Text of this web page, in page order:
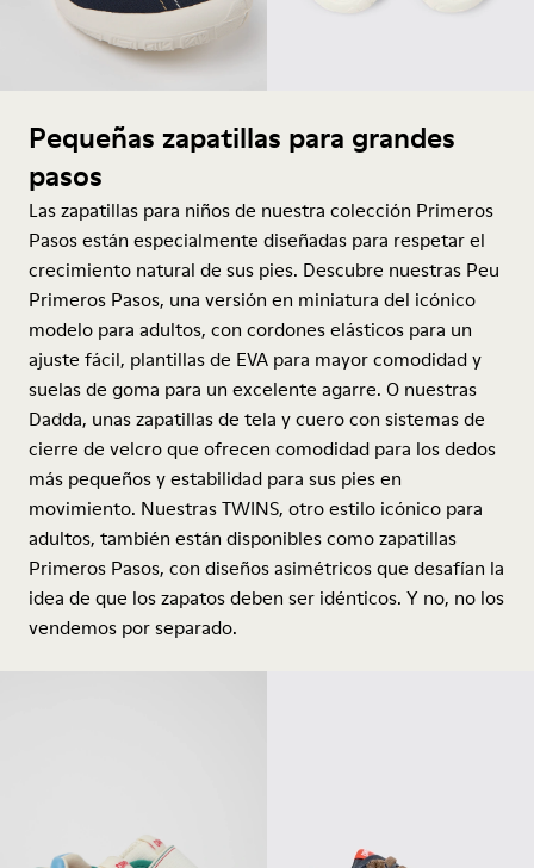
Pequeñas zapatillas para grandes
pasos
Las zapatillas para niños de nuestra colección Primeros
Pasos están especialmente diseñadas para respetar el
crecimiento natural de sus pies. Descubre nuestras Peu
Primeros Pasos, una versión en miniatura del icónico
modelo para adultos, con cordones elásticos para un
ajuste fácil, plantillas de EVA para mayor comodidad y
suelas de goma para un excelente agarre. O nuestras
Dadda, unas zapatillas de tela y cuero con sistemas de
cierre de velcro que ofrecen comodidad para los dedos
más pequeños y estabilidad para sus pies en
movimiento. Nuestras TWINS, otro estilo icónico para
adultos, también están disponibles como zapatillas
Primeros Pasos, con diseños asimétricos que desafían la
idea de que los zapatos deben ser idénticos. Y no, no los
vendemos por separado.